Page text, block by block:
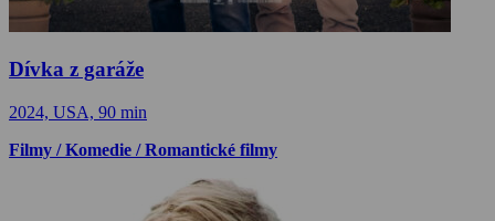
Dívka z garáže
2024, USA, 90 min
Filmy / Komedie / Romantické filmy